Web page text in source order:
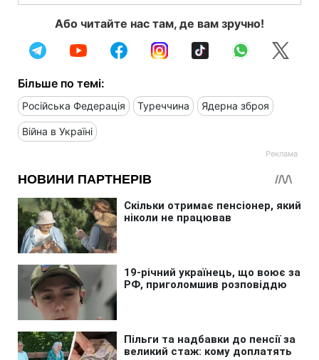
Або читайте нас там, де вам зручно!
Більше по темі:
Російська Федерація Туреччина Ядерна зброя
Війна в Україні